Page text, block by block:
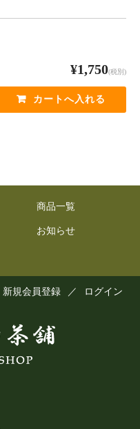
¥1,750(税別)
商品一覧
お知らせ
新規会員登録 ／ ログイン